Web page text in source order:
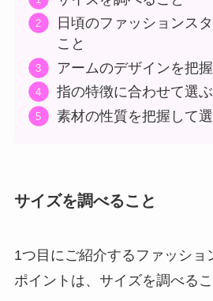
日頃のファッションス
こと
アームのデザインを把
指の特徴に合わせて選
素材の性質を把握して
サイズを調べること
1つ目にご紹介するファッショ
ポイントは、サイズを調べるこ